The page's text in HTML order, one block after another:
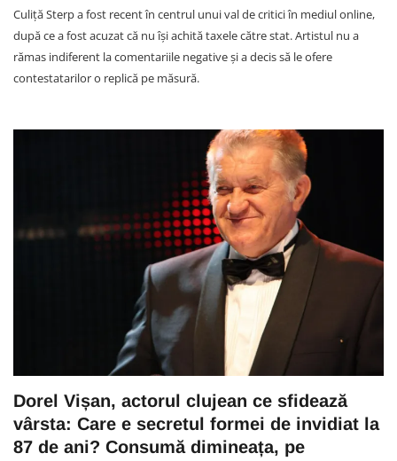
Culiță Sterp a fost recent în centrul unui val de critici în mediul online,
după ce a fost acuzat că nu își achită taxele către stat. Artistul nu a
rămas indiferent la comentariile negative și a decis să le ofere
contestatarilor o replică pe măsură.
Dorel Vișan, actorul clujean ce sfidează
vârsta: Care e secretul formei de invidiat la
87 de ani? Consumă dimineața, pe